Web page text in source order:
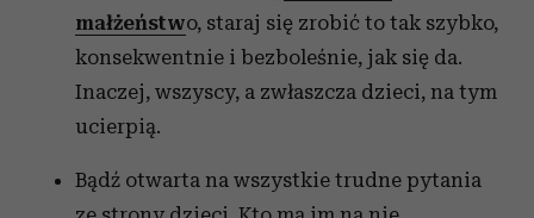
małżeństwo, staraj się zrobić to tak szybko,
konsekwentnie i bezboleśnie, jak się da.
Inaczej, wszyscy, a zwłaszcza dzieci, na tym
ucierpią.
Bądź otwarta na wszystkie trudne pytania